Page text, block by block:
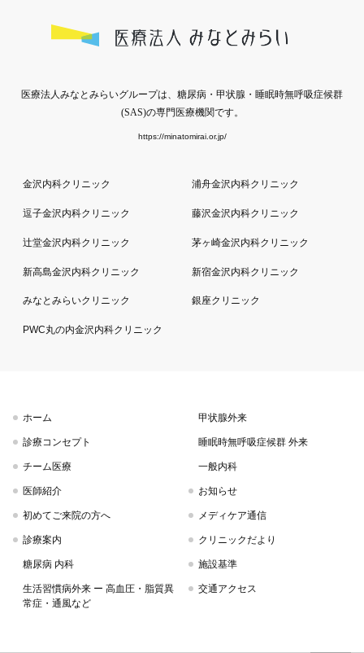
医療法人みなとみらいグループは、糖尿病・甲状腺・睡眠時無呼吸症候群
(SAS)の専門医療機関です。
https://minatomirai.or.jp/
金沢内科クリニック 浦舟金沢内科クリニック
逗子金沢内科クリニック 藤沢金沢内科クリニック
辻堂金沢内科クリニック 茅ヶ崎金沢内科クリニック
新高島金沢内科クリニック 新宿金沢内科クリニック
みなとみらいクリニック 銀座クリニック
PWC丸の内金沢内科クリニック
ホーム
診療コンセプト
チーム医療
医師紹介
初めてご来院の方へ
診療案内
糖尿病 内科
生活習慣病外来 ー 高血圧・脂質異
常症・通風など
甲状腺外来
睡眠時無呼吸症候群 外来
一般内科
お知らせ
メディケア通信
クリニックだより
施設基準
交通アクセス